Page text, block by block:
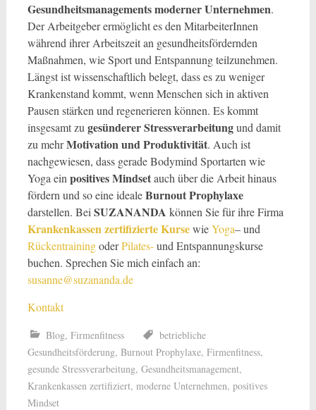
Gesundheitsmanagements moderner Unternehmen.
Der Arbeitgeber ermöglicht es den MitarbeiterInnen
während ihrer Arbeitszeit an gesundheitsfördernden
Maßnahmen, wie Sport und Entspannung teilzunehmen.
Längst ist wissenschaftlich belegt, dass es zu weniger
Krankenstand kommt, wenn Menschen sich in aktiven
Pausen stärken und regenerieren können. Es kommt
insgesamt zu gesünderer Stressverarbeitungund damit
zu mehrMotivation und Produktivität. Auch ist
nachgewiesen, dass gerade Bodymind Sportarten wie
Yoga ein positives Mindsetauch über die Arbeit hinaus
fördern und so eine idealeBurnout Prophylaxe
darstellen. Bei SUZANANDA können Sie für ihre Firma
Krankenkassen zertifizierte KursewieYoga– und
RückentrainingoderPilates-und Entspannungskurse
buchen. Sprechen Sie mich einfach an:
susanne@suzananda.de
Kontakt
Blog, Firmenfitness
betriebliche
Gesundheitsförderung, Burnout Prophylaxe, Firmenfitness,
gesunde Stressverarbeitung, Gesundheitsmanagement,
Krankenkassen zertifiziert, moderne Unternehmen, positives
Mindset